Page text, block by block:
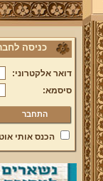
כניסה
דואר אלקטרוני:
סיסמא:
הכנס אותי